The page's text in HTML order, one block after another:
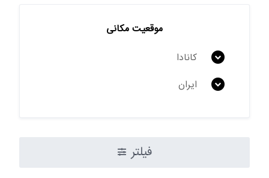
موقعیت مکانی
کانادا
ایران
فیلتر